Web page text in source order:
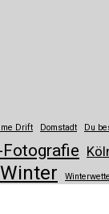
Drift Domstadt Du
Fotografie
Winter